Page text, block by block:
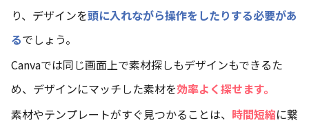
り、デザインを頭に入れながら操作をしたりする必要があ
るでしょう。
Canvaでは同じ画面上で素材探しもデザインもできるた
め、デザインにマッチした素材を効率よく探せます。
素材やテンプレートがすぐ見つかることは、 時間短縮に繋